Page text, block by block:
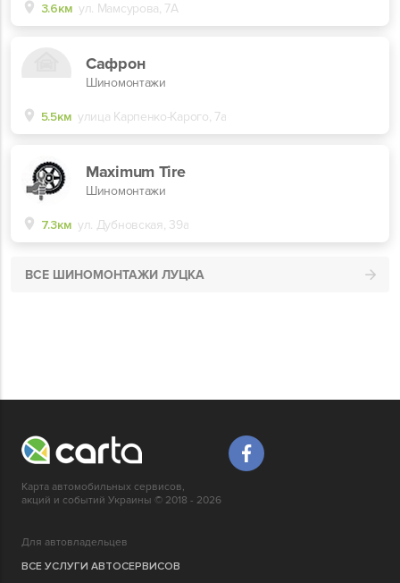
3.6км ул. Мамсурова, 7А
Сафрон
Шиномонтажи
5.5км улица Карпенко-Карого, 7а
Maximum Tire
Шиномонтажи
7.3км ул. Дубновская, 39а
ВСЕ ШИНОМОНТАЖИ ЛУЦКА
Карта автомобильных сервисов,
акций и событий Украины © 2018 - 2026
Для автовладельцев
ВСЕ УСЛУГИ АВТОСЕРВИСОВ